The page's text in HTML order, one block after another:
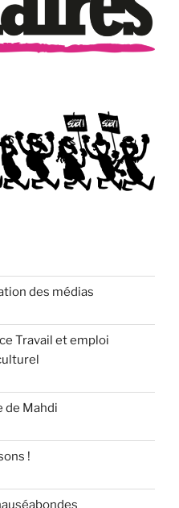
des médias
Travail et emploi
de Mahdi
!